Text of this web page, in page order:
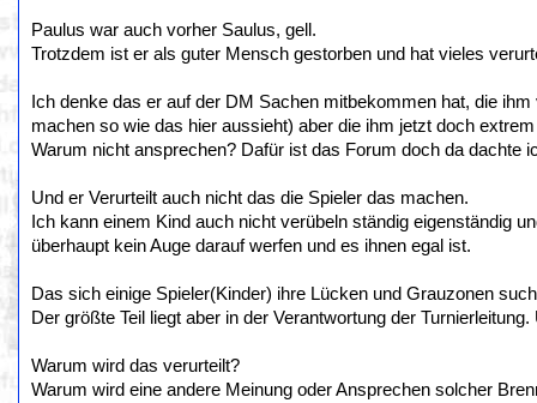
Paulus war auch vorher Saulus, gell.
Trotzdem ist er als guter Mensch gestorben und hat vieles
Ich denke das er auf der DM Sachen mitbekommen hat, die
machen so wie das hier aussieht) aber die ihm jetzt doch
Warum nicht ansprechen? Dafür ist das Forum doch da dachte
Und er Verurteilt auch nicht das die Spieler das machen.
Ich kann einem Kind auch nicht verübeln ständig eigenständig
überhaupt kein Auge darauf werfen und es ihnen egal ist.
Das sich einige Spieler(Kinder) ihre Lücken und Grauzonen
Der größte Teil liegt aber in der Verantwortung der
Warum wird das verurteilt?
Warum wird eine andere Meinung oder Ansprechen solcher